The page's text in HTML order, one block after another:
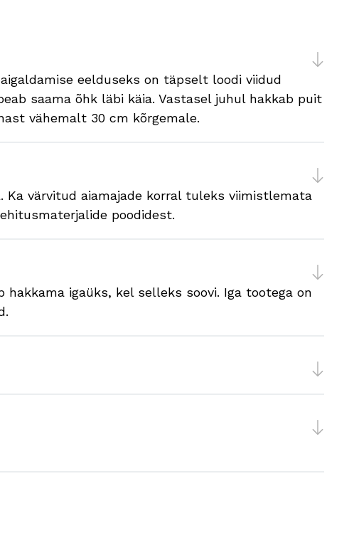
eelduseks on täpselt loodi viidud
saama õhk läbi käia. Vastasel juhul hakkab puit
vähemalt 30 cm kõrgemale.
värvitud aiamajade korral tuleks viimistlemata
poodidest.
igaüks, kel selleks soovi. Iga tootega on